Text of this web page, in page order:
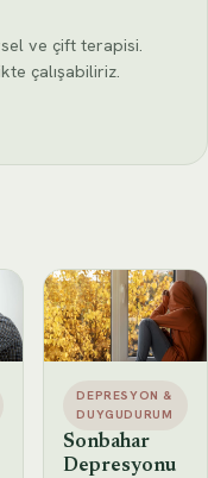
ve çift terapisi.
çalışabiliriz.
DEPRESYON &
DUYGUDURUM
Sonbahar
Depresyonu